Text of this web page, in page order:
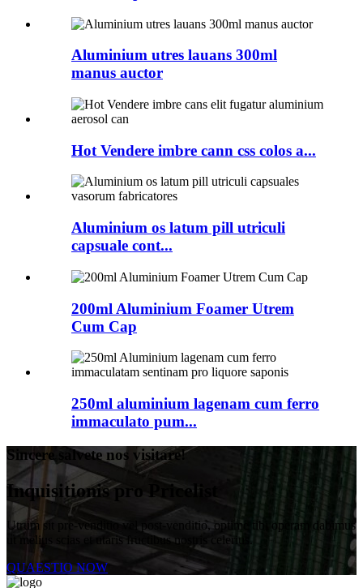
Aluminium utres lauans 300ml
manus auctor
Hot Vendere imbre cann css colos a...
Aluminium os latum pill utriculi
capsuale cont...
200ml Aluminium Foamer Utrem
Cum Cap
250ml aluminium lagenam cum ferro
immaculato pum...
Sincere salvete nos visitare!
Inquisitionis pro Pricelist
Utrum sit pre-venditio vel post-venditio, optime tibi operam dabimus
ut melius scias et utaris fructibus nostris celerius.
QUAESTIO NOW